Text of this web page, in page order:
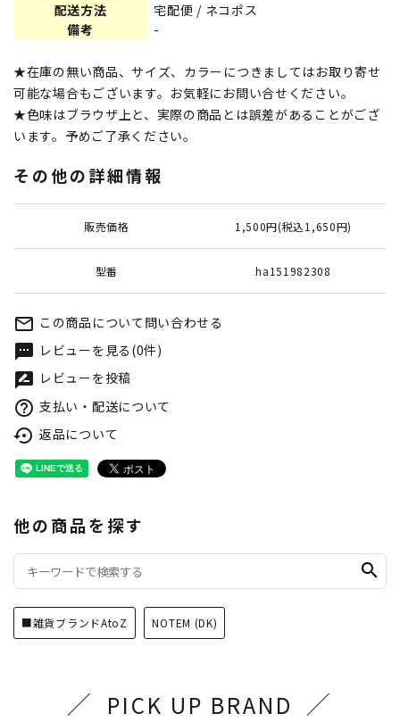
配送方法
宅配便 / ネコポス
備考
-
★在庫の無い商品、サイズ、カラーにつきましてはお取り寄せ
可能な場合もございます。お気軽にお問い合せください。
★色味はブラウザ上と、実際の商品とは誤差があることがござ
います。予めご了承ください。
その他の詳細情報
販売価格 1,500円(税込1,650円)
型番 ha151982308
mail_outline この商品について問い合わせる
textsms レビューを見る(0件)
rate_review レビューを投稿
help_outline 支払い・配送について
settings_backup_restore 返品について
他の商品を探す
search
■雑貨ブランドAtoZ NOTEM (DK)
PICK UP BRAND